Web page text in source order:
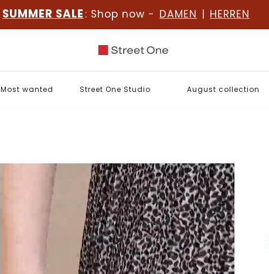
SUMMER SALE : Shop now - DAMEN | HERREN
Most wanted Street One Studio August collection